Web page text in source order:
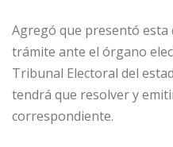
Agregó que presentó esta
trámite ante el órgano
Tribunal Electoral del
tendrá que resolver y
correspondiente.